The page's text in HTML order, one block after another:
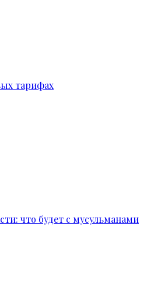
тарифах
что будет с мусульманами